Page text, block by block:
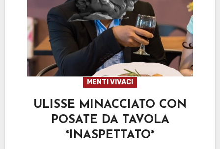
MENTI VIVACI
ULISSE MINACCIATO CON
POSATE DA TAVOLA
*INASPETTATO*